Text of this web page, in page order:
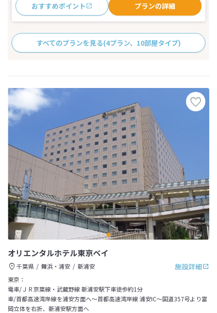
おすすめポイント プランの詳細
すべてのプランを見る(4プラン、10部屋タイプ)
オリエンタルホテル東京ベイ
施設詳細
千葉県 舞浜・浦安
新浦安
東京：
電車/ＪＲ京葉線・武蔵野線 新浦安駅下車徒歩約1分
車/首都高速湾岸線を浦安方面へ～首都高速湾岸線 浦安IC～国道357号より富
岡立体を右折、新浦安駅方面へ